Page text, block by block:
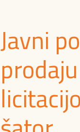
Javni
prodaju